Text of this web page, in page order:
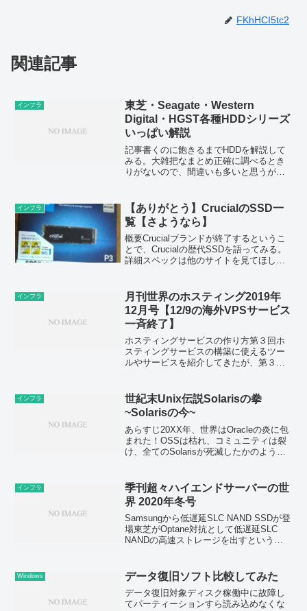
FKhHCI5tc2
関連記事
インフラ
東芝・Seagate・Western
Digital・HGST各種HDDシリーズ
いっぱい解説
記事書くのに飽きるまでHDDを解説して
みる。大雑把なまとめ正確に調べるとき
りがないので、間違いも多いと思うがだ
高負荷サーバーGold, reEx...
インフラ
【ありがとう】CrucialのSSD一
覧【さようなら】
概要Crucialブランドが終了するというこ
とで、Crucialの歴代SSDを語ってみる。
詳細スペックは他のサイトを見てほし
は低容量モデル...
インフラ
月刊世界のホスティング2019年
12月号【12/9の海外VPSサービス
一斉終了】
ホスティングサービスの作り方第３回ホ
スティングサービスの構築に使えるツー
ルやサービスを紹介してきたが、第３回
ェア、そしてこれらの課金方法について
紹介したい。そして...
インフラ
世紀末Unix伝説Solarisの拳
~Solarisの今~
あらすじ20XX年、世界はOracleの炎に包
まれた！OSSは枯れ、コミュニティは裂
け、全てのSolarisが死滅したかのように
い、金がすべてを支配する世界となった
O...
インフラ
季刊超々ハイエンドサーバーの世
界 2020年冬号
Samsungから低遅延SLC NAND SSDが登
場東芝がOptane対抗として低遅延SLC
NANDの高速ストレージを出すという話
I/O性能はO...
Windows データ復旧ソフト比較してみた
データ復旧対象ディスク稼働中に故障し
てパーティーションすら読み込めなくな